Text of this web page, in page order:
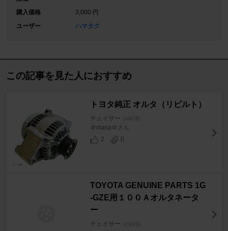
購入価格
3,000 円
ユーザー
ハマタク
この記事を見た人におすすめ
トヨタ純正 オルタ（リビルト）
チェイサー [X80系]
＠masa＠さん
2
0
TOYOTA GENUINE PARTS 1G
-GZE用１００Ａオルタネータ
ー
チェイサー [X80系]